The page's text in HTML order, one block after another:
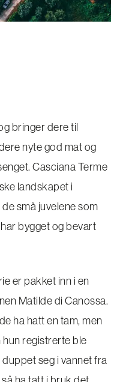
bringer dere til
nyte god mat og
Casciana Terme
landskapet i
små juvelene som
bygget og bevart
er pakket inn i en
Matilde di Canossa.
ha hatt en tam, men
registrerte ble
seg i vannet fra